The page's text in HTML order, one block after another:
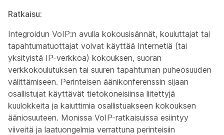
Ratkaisu:
Integroidun VoIP:n avulla kokousisännät, kouluttajat tai
tapahtumatuottajat voivat käyttää Internetiä (tai
yksityistä IP-verkkoa) kokouksen, suoran
verkkokoulutuksen tai suuren tapahtuman puheosuuden
välittämiseen. Perinteisen äänikonferenssin sijaan
osallistujat käyttävät tietokoneisiinsa liitettyjä
kuulokkeita ja kaiuttimia osallistuakseen kokouksen
ääniosuuteen. Monissa VoIP-ratkaisuissa esiintyy
viiveitä ja laatuongelmia verrattuna perinteisiin